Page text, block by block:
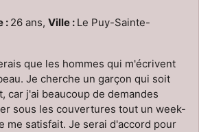
: 26 ans, Ville : Le Puy-Sainte-
que les hommes qui m'écrivent
Je cherche un garçon qui soit
car j'ai beaucoup de demandes
sous les couvertures tout un week-
me satisfait. Je serai d'accord pour